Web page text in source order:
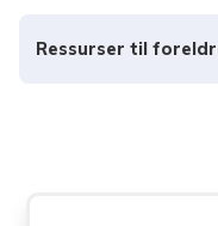
Ressurser til